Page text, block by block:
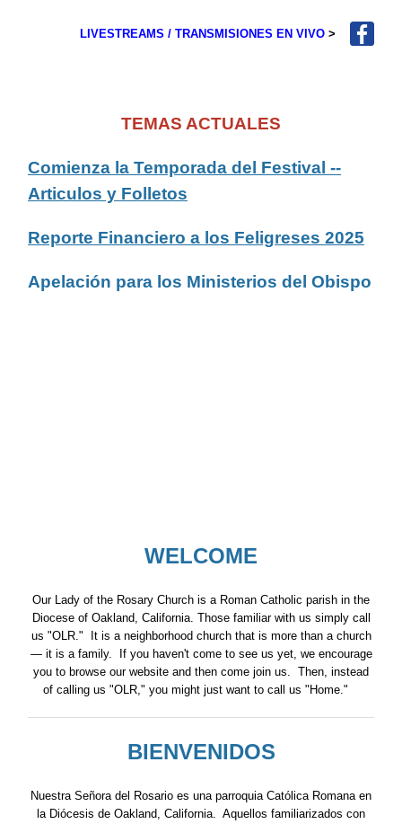
LIVESTREAMS / TRANSMISIONES EN VIVO >
TEMAS ACTUALES
Comienza la Temporada del Festival --
Articulos y Folletos
Reporte Financiero a los Feligreses 2025
Apelación para los Ministerios del Obispo
WELCOME
Our Lady of the Rosary Church is a Roman Catholic parish in the
Diocese of Oakland, California. Those familiar with us simply call
us "OLR." It is a neighborhood church that is more than a church
— it is a family. If you haven't come to see us yet, we encourage
you to browse our website and then come join us. Then, instead
of calling us "OLR," you might just want to call us "Home."
BIENVENIDOS
Nuestra Señora del Rosario es una parroquia Católica Romana en
la Diócesis de Oakland, California. Aquellos familiarizados con